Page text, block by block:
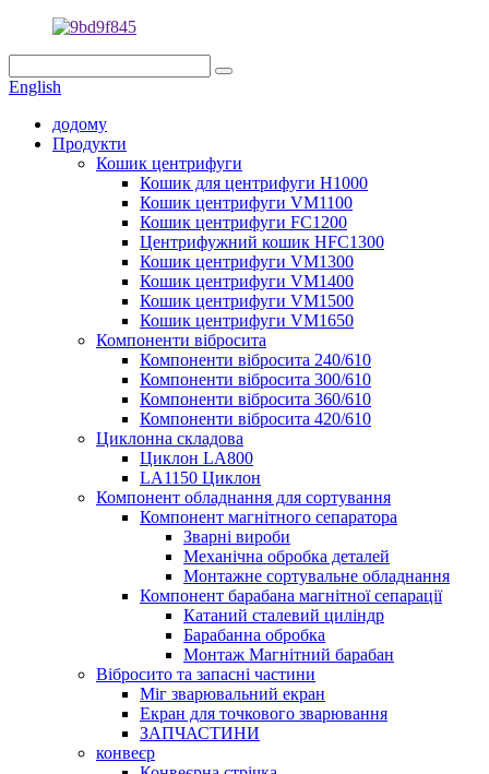
English
додому
Продукти
Кошик центрифуги
Кошик для центрифуги H1000
Кошик центрифуги VM1100
Кошик центрифуги FC1200
Центрифужний кошик HFC1300
Кошик центрифуги VM1300
Кошик центрифуги VM1400
Кошик центрифуги VM1500
Кошик центрифуги VM1650
Компоненти вібросита
Компоненти вібросита 240/610
Компоненти вібросита 300/610
Компоненти вібросита 360/610
Компоненти вібросита 420/610
Циклонна складова
Циклон LA800
LA1150 Циклон
Компонент обладнання для сортування
Компонент магнітного сепаратора
Зварні вироби
Механічна обробка деталей
Монтажне сортувальне обладнання
Компонент барабана магнітної сепарації
Катаний сталевий циліндр
Барабанна обробка
Монтаж Магнітний барабан
Вібросито та запасні частини
Міг зварювальний екран
Екран для точкового зварювання
ЗАПЧАСТИНИ
конвеєр